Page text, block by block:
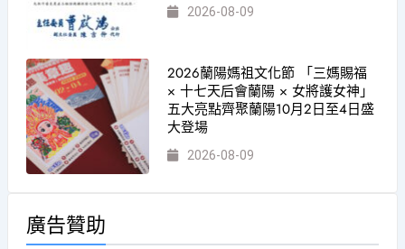
2026-08-09
2026蘭陽媽祖文化節 「三媽賜福
× 十七天后會蘭陽 × 女將護女神」
五大亮點齊聚蘭陽10月2日至4日盛
大登場
2026-08-09
廣告贊助